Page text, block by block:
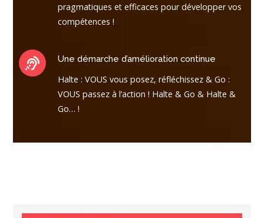
pragmatiques et efficaces pour développer vos
compétences !
Une démarche d’amélioration continue
Halte : VOUS vous posez, réfléchissez & Go :
VOUS passez à l’action ! Halte & Go & Halte &
Go… !